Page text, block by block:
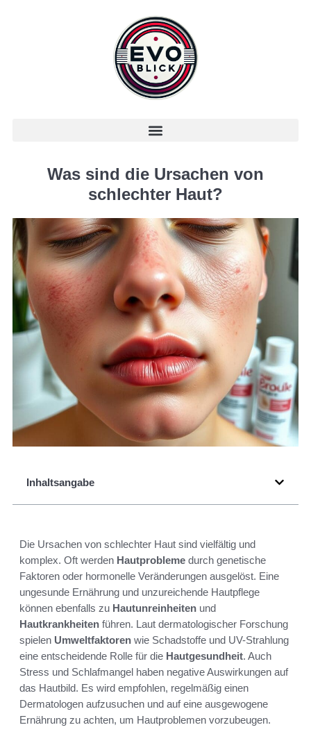
Was sind die Ursachen von
schlechter Haut?
Inhaltsangabe
Die Ursachen von schlechter Haut sind vielfältig und
komplex. Oft werden Hautprobleme durch genetische
Faktoren oder hormonelle Veränderungen ausgelöst. Eine
ungesunde Ernährung und unzureichende Hautpflege
können ebenfalls zu Hautunreinheiten und
Hautkrankheiten führen. Laut dermatologischer Forschung
spielen Umweltfaktoren wie Schadstoffe und UV-Strahlung
eine entscheidende Rolle für die Hautgesundheit. Auch
Stress und Schlafmangel haben negative Auswirkungen auf
das Hautbild. Es wird empfohlen, regelmäßig einen
Dermatologen aufzusuchen und auf eine ausgewogene
Ernährung zu achten, um Hautproblemen vorzubeugen.